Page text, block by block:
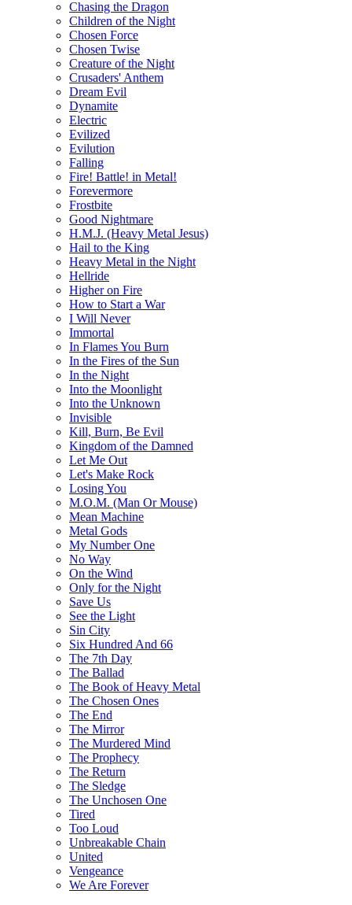
Chasing the Dragon
Children of the Night
Chosen Force
Chosen Twise
Creature of the Night
Crusaders' Anthem
Dream Evil
Dynamite
Electric
Evilized
Evilution
Falling
Fire! Battle! in Metal!
Forevermore
Frostbite
Good Nightmare
H.M.J. (Heavy Metal Jesus)
Hail to the King
Heavy Metal in the Night
Hellride
Higher on Fire
How to Start a War
I Will Never
Immortal
In Flames You Burn
In the Fires of the Sun
In the Night
Into the Moonlight
Into the Unknown
Invisible
Kill, Burn, Be Evil
Kingdom of the Damned
Let Me Out
Let's Make Rock
Losing You
M.O.M. (Man Or Mouse)
Mean Machine
Metal Gods
My Number One
No Way
On the Wind
Only for the Night
Save Us
See the Light
Sin City
Six Hundred And 66
The 7th Day
The Ballad
The Book of Heavy Metal
The Chosen Ones
The End
The Mirror
The Murdered Mind
The Prophecy
The Return
The Sledge
The Unchosen One
Tired
Too Loud
Unbreakable Chain
United
Vengeance
We Are Forever